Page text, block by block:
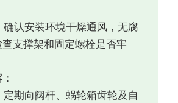
确认安装环境干燥通风，无腐
支撑架和固定螺栓是否牢
：
定期向阀杆、蜗轮箱齿轮及自